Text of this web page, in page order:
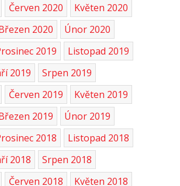
Červen 2020
Květen 2020
2020
Únor 2020
2019
Listopad 2019
2019
Srpen 2019
Červen 2019
Květen 2019
2019
Únor 2019
2018
Listopad 2018
2018
Srpen 2018
Červen 2018
Květen 2018